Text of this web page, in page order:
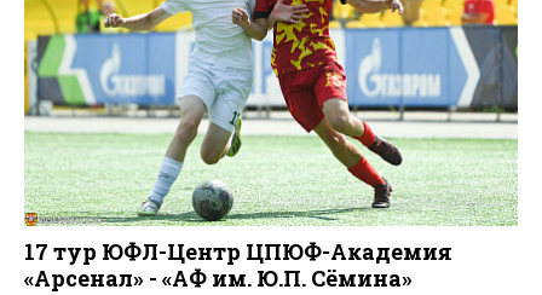
17 тур ЮФЛ-Центр ЦПЮФ-Академия
«Арсенал» - «АФ им. Ю.П. Сёмина»